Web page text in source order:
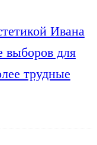
Ивана
выборов для
трудные